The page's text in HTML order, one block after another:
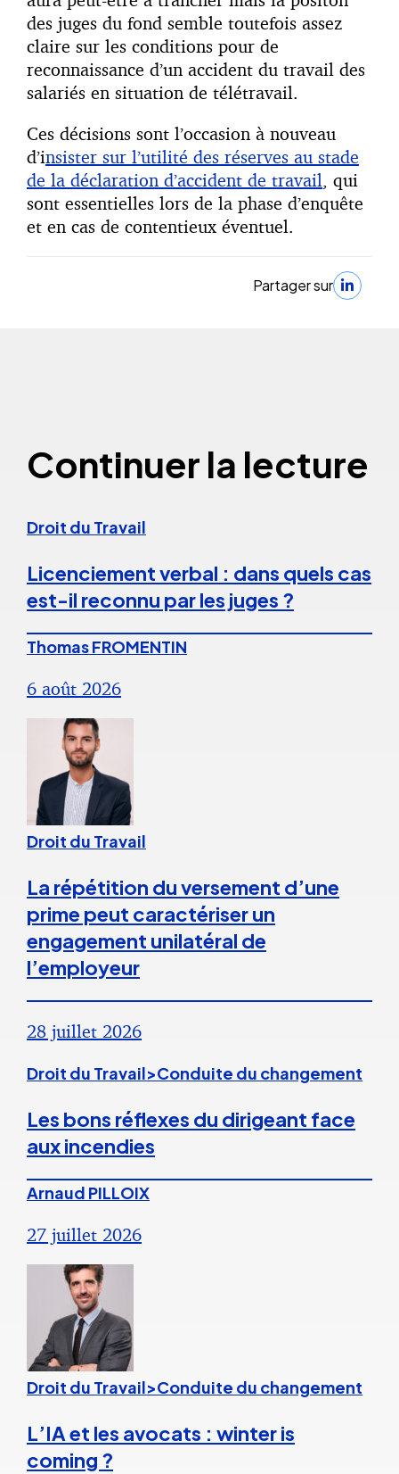
des juges du fond semble toutefois assez
claire sur les conditions pour de
reconnaissance d’un accident du travail des
salariés en situation de télétravail.
Ces décisions sont l’occasion à nouveau
d’insister sur l’utilité des réserves au stade
de la déclaration d’accident de travail , qui
sont essentielles lors de la phase d’enquête
et en cas de contentieux éventuel.
Partager sur
Continuer la lecture
Droit du Travail
Licenciement verbal : dans quels cas
est-il reconnu par les juges ?
Thomas FROMENTIN
6 août 2026
Droit du Travail
La répétition du versement d’une
prime peut caractériser un
engagement unilatéral de
l’employeur
28 juillet 2026
Droit du Travail>Conduite du changement
Les bons réflexes du dirigeant face
aux incendies
Arnaud PILLOIX
27 juillet 2026
Droit du Travail>Conduite du changement
L’IA et les avocats : winter is
coming ?